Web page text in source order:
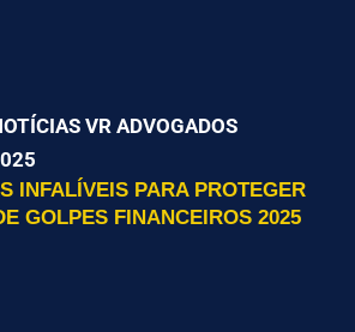
VR ADVOGADOS
INFALÍVEIS PARA PROTEGER
GOLPES FINANCEIROS 2025